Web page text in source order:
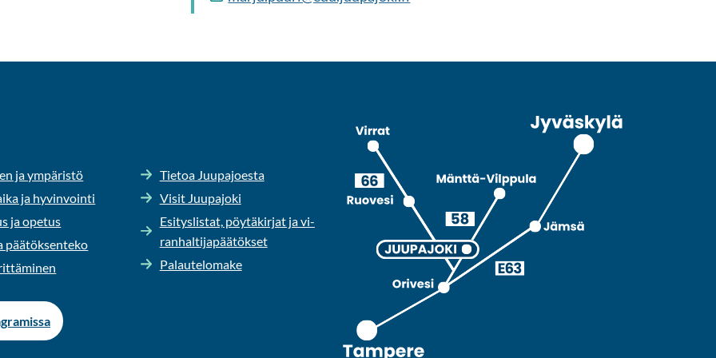
ja ym­pä­ris­tö
ja hy­vin­voin­ti
ja ope­tus
pää­tök­sen­te­ko
Tie­toa Juu­pa­joes­ta
Visit Juu­pa­jo­ki
Esi­tys­lis­tat, pöy­tä­kir­jat ja vi­
ran­hal­ti­ja­pää­tök­set
Pa­lau­te­lo­ma­ke